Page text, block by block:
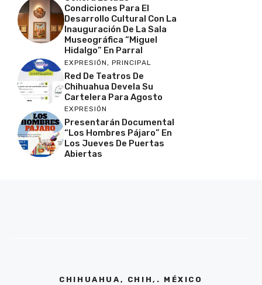
Condiciones Para El
Desarrollo Cultural Con La
Inauguración De La Sala
Museográfica “Miguel
Hidalgo” En Parral
EXPRESIÓN, PRINCIPAL
Red De Teatros De
Chihuahua Devela Su
Cartelera Para Agosto
EXPRESIÓN
Presentarán Documental
“Los Hombres Pájaro” En
Los Jueves De Puertas
Abiertas
CHIHUAHUA, CHIH,. MÉXICO